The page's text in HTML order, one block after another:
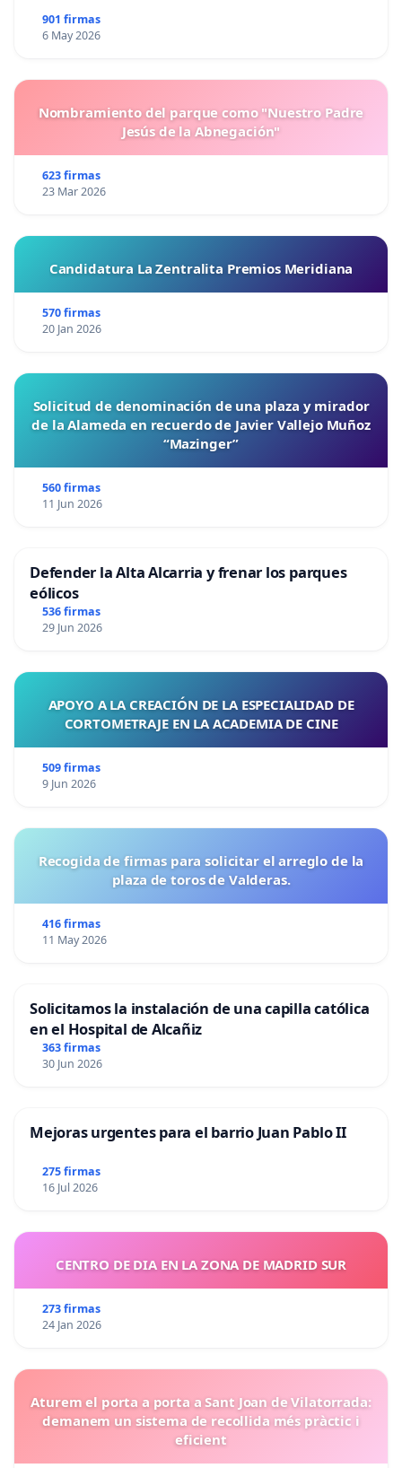
901 firmas
6 May 2026
Nombramiento del parque como "Nuestro Padre
Jesús de la Abnegación"
623 firmas
23 Mar 2026
Candidatura La Zentralita Premios Meridiana
570 firmas
20 Jan 2026
Solicitud de denominación de una plaza y mirador
de la Alameda en recuerdo de Javier Vallejo Muñoz
“Mazinger”
560 firmas
11 Jun 2026
Defender la Alta Alcarria y frenar los parques
eólicos
536 firmas
29 Jun 2026
APOYO A LA CREACIÓN DE LA ESPECIALIDAD DE
CORTOMETRAJE EN LA ACADEMIA DE CINE
509 firmas
9 Jun 2026
Recogida de firmas para solicitar el arreglo de la
plaza de toros de Valderas.
416 firmas
11 May 2026
Solicitamos la instalación de una capilla católica
en el Hospital de Alcañiz
363 firmas
30 Jun 2026
Mejoras urgentes para el barrio Juan Pablo II
275 firmas
16 Jul 2026
CENTRO DE DIA EN LA ZONA DE MADRID SUR
273 firmas
24 Jan 2026
Aturem el porta a porta a Sant Joan de Vilatorrada:
demanem un sistema de recollida més pràctic i
eficient